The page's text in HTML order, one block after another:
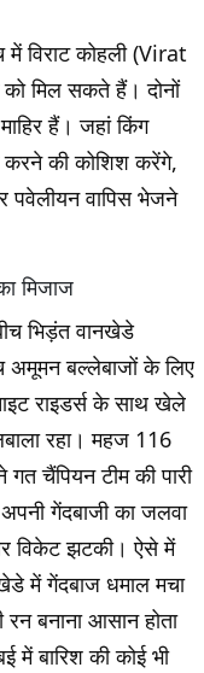
विराट कोहली (Virat
मिल सकते हैं। दोनों
हैं। जहां किंग
करने की कोशिश करेंगे,
पवेलीयन वापिस भेजने
मिजाज
भिड़ंत वानखेडे
अमूमन बल्लेबाजों के लिए
राइडर्स के साथ खेले
रहा। महज 116
चैंपियन टीम की पारी
गेंदबाजी का जलवा
विकेट झटकी। ऐसे में
में गेंदबाज धमाल मचा
बनाना आसान होता
में बारिश की कोई भी